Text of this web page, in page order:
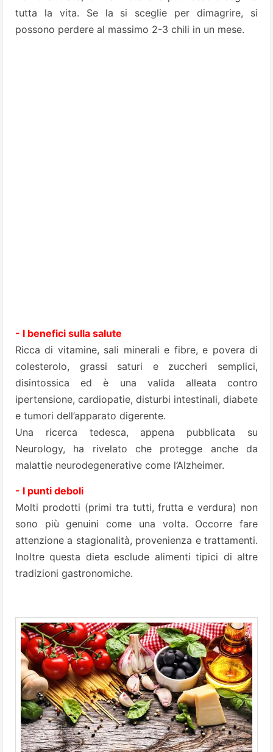
tutta la vita. Se la si sceglie per dimagrire, si
possono perdere al massimo 2-3 chili in un mese.
- I benefici sulla salute
Ricca di vitamine, sali minerali e fibre, e povera di
colesterolo, grassi saturi e zuccheri semplici,
disintossica ed è una valida alleata contro
ipertensione, cardiopatie, disturbi intestinali, diabete
e tumori dell’apparato digerente.
Una ricerca tedesca, appena pubblicata su
Neurology, ha rivelato che protegge anche da
malattie neurodegenerative come l’Alzheimer.
- I punti deboli
Molti prodotti (primi tra tutti, frutta e verdura) non
sono più genuini come una volta. Occorre fare
attenzione a stagionalità, provenienza e trattamenti.
Inoltre questa dieta esclude alimenti tipici di altre
tradizioni gastronomiche.